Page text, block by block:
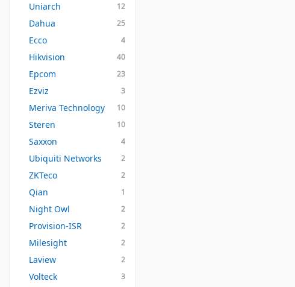
Uniarch 12
Dahua 25
Ecco 4
Hikvision 40
Epcom 23
Ezviz 3
Meriva Technology 10
Steren 10
Saxxon 4
Ubiquiti Networks 2
ZKTeco 2
Qian 1
Night Owl 2
Provision-ISR 2
Milesight 2
Laview 2
Volteck 3